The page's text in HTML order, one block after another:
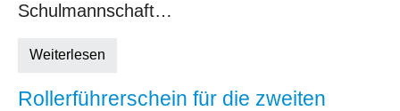
Schulmannschaft…
Weiterlesen
Rollerführerschein für die zweiten